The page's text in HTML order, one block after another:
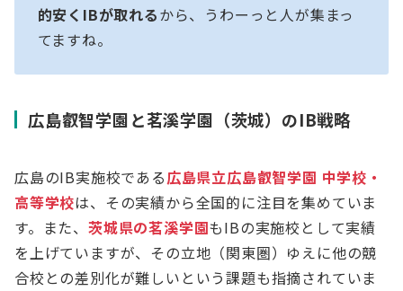
的安くIBが取れるから、うわーっと人が集まっ
てますね。
広島叡智学園と茗溪学園（茨城）のIB戦略
広島のIB実施校である広島県立広島叡智学園 中学校・
高等学校は、その実績から全国的に注目を集めていま
す。また、 茨城県の茗溪学園もIBの実施校として実績
を上げていますが、その立地（関東圏）ゆえに他の競
合校との差別化が難しいという課題も指摘されていま